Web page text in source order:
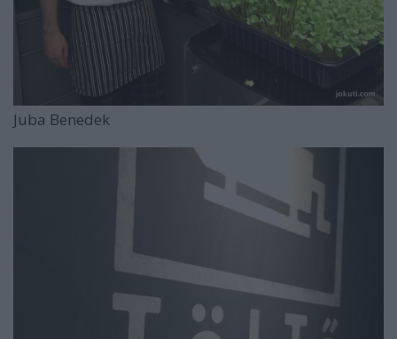
Juba Benedek